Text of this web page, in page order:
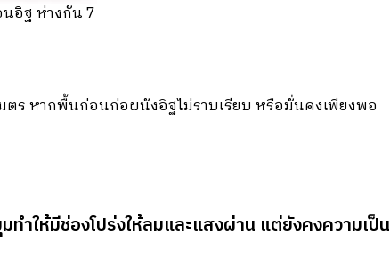
อิฐ ห่างกัน 7
ตร หากพื้นก่อนก่อผนังอิฐไม่ราบเรียบ หรือมั่นคงเพียงพอ
าให้มีช่องโปร่งให้ลมและแสงผ่าน แต่ยังคงความเป็น